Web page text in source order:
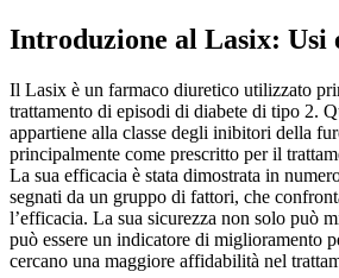
Introduzione al Lasix: Usi
Il Lasix è un farmaco diuretico utilizzato
trattamento di episodi di diabete di tipo 2.
appartiene alla classe degli inibitori della
principalmente come prescritto per il
La sua efficacia è stata dimostrata in
segnati da un gruppo di fattori, che
l’efficacia. La sua sicurezza non solo può
può essere un indicatore di miglioramento
cercano una maggiore affidabilità nel